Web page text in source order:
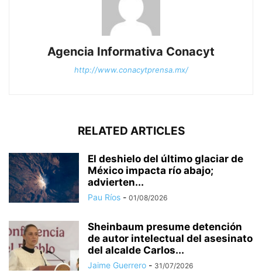
Agencia Informativa Conacyt
http://www.conacytprensa.mx/
RELATED ARTICLES
El deshielo del último glaciar de
México impacta río abajo;
advierten...
Pau Ríos - 01/08/2026
Sheinbaum presume detención
de autor intelectual del asesinato
del alcalde Carlos...
Jaime Guerrero - 31/07/2026